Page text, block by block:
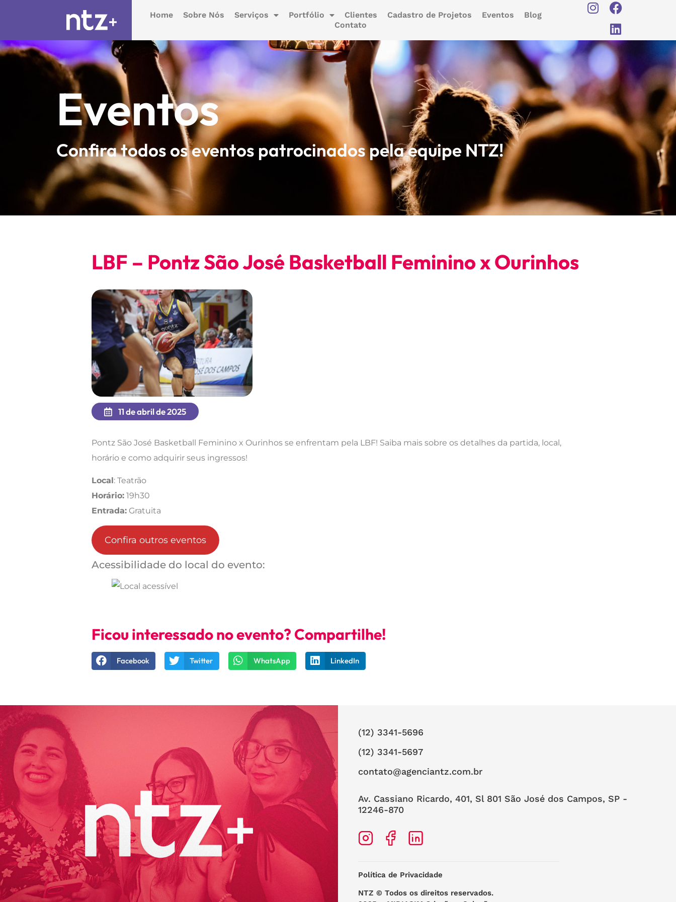
Home Sobre Nós Serviços Portfólio Clientes Cadastro de Projetos Eventos
Blog
Contato
Eventos
Confira todos os eventos patrocinados pela equipe NTZ!
LBF – Pontz São José Basketball Feminino x Ourinhos
11 de abril de 2025
Pontz São José Basketball Feminino x Ourinhos se enfrentam pela LBF! Saiba mais sobre os detalhes da partida, local,
horário e como adquirir seus ingressos!
Local: Teatrão
Horário: 19h30
Entrada: Gratuita
Confira outros eventos
Acessibilidade do local do evento:
Ficou interessado no evento? Compartilhe!
Facebook Twitter WhatsApp LinkedIn
(12) 3341-5696
(12) 3341-5697
contato@agenciantz.com.br
Av. Cassiano Ricardo, 401, Sl 801 São José dos Campos, SP -
12246-870
Política de Privacidade
NTZ © Todos os direitos reservados.